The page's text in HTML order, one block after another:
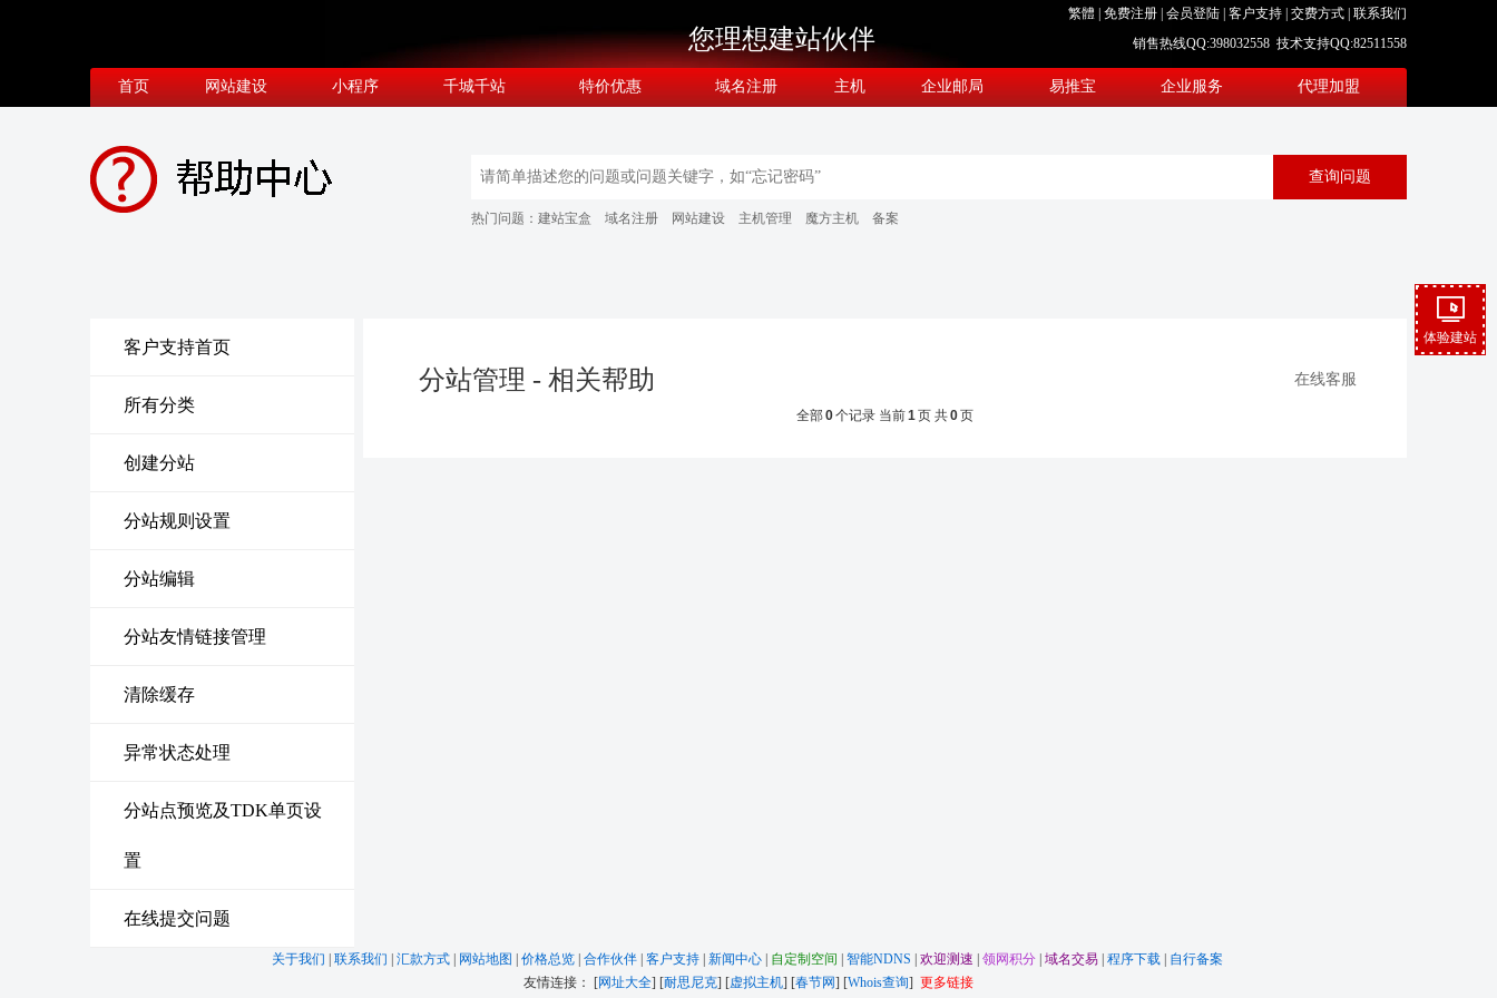
繁體 免费注册 会员登陆 客户支持 交费方式 联系我们
您理想建站伙伴 销售热线QQ:398032558 技术支持QQ:82511558
首页 网站建设 小程序 千城千站 特价优惠 域名注册 主机 企业邮局 易推宝 企业服务 代理加盟
热门问题： 建站宝盒 域名注册 网站建设 主机管理 魔方主机 备案
客户支持首页
所有分类
创建分站
分站规则设置
分站编辑
分站友情链接管理
清除缓存
异常状态处理
分站点预览及TDK单页设
置
在线提交问题
分站管理 - 相关帮助 在线客服
全部0个记录 当前1页 共0页
关于我们 联系我们 汇款方式 网站地图 价格总览 合作伙伴| 客户支持| 新闻中心| 自定制空间 智能NDNS 欢迎测速 领网积分| 域名交易| 程序下载|
自行备案
友情连接： [网址大全] [耐思尼克] [虚拟主机] [春节网] [Whois查询] 更多链接
体验建站